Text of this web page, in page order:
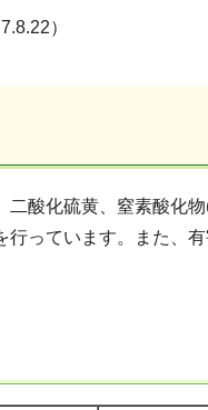
）
酸化硫黄、窒素酸化
っています。また、